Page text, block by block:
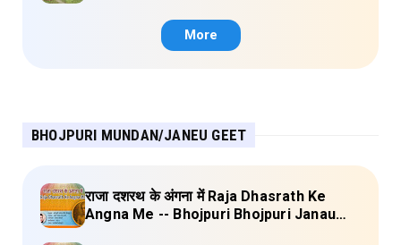
More
BHOJPURI MUNDAN/JANEU GEET
राजा दशरथ के अंगना में Raja Dhasrath Ke
Angna Me -- Bhojpuri Bhojpuri Janau